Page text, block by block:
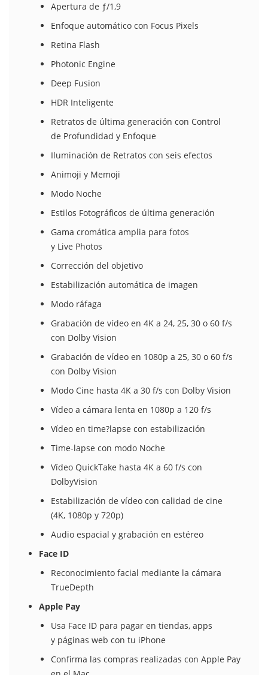
Apertura de ƒ/1,9
Enfoque automático con Focus Pixels
Retina Flash
Photonic Engine
Deep Fusion
HDR Inteligente
Retratos de última generación con Control
de Profundidad y Enfoque
Iluminación de Retratos con seis efectos
Animoji y Memoji
Modo Noche
Estilos Fotográficos de última generación
Gama cromática amplia para fotos
y Live Photos
Corrección del objetivo
Estabili­zación automática de imagen
Modo ráfaga
Grabación de vídeo en 4K a 24, 25, 30 o 60 f/s
con Dolby Vision
Grabación de vídeo en 1080p a 25, 30 o 60 f/s
con Dolby Vision
Modo Cine hasta 4K a 30 f/s con Dolby Vision
Vídeo a cámara lenta en 1080p a 120 f/s
Vídeo en time?lapse con estabili­zación
Time-lapse con modo Noche
Vídeo QuickTake hasta 4K a 60 f/s con
DolbyVision
Estabili­zación de vídeo con calidad de cine
(4K, 1080p y 720p)
Audio espacial y grabación en estéreo
Face ID
Reconoci­miento facial mediante la cámara
TrueDepth
Apple Pay
Usa Face ID para pagar en tiendas, apps
y páginas web con tu iPhone
Confirma las compras realizadas con Apple Pay